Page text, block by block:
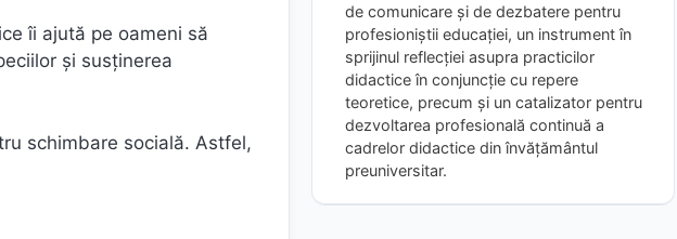
îi ajută pe oameni să
și susținerea
schimbare socială. Astfel,
de comunicare și de dezbatere pentru
profesioniștii educației, un instrument în
sprijinul reflecției asupra practicilor
didactice în conjuncție cu repere
teoretice, precum și un catalizator pentru
dezvoltarea profesională continuă a
cadrelor didactice din învățământul
preuniversitar.